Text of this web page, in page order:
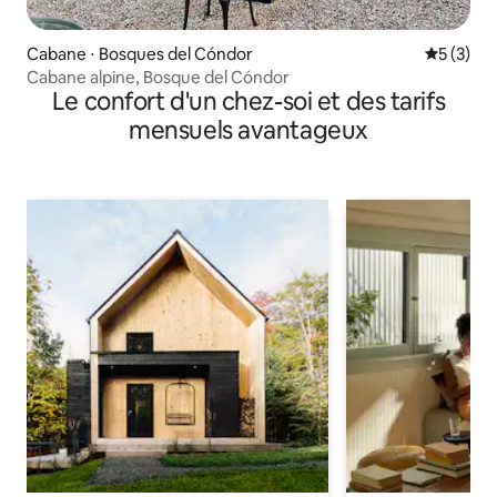
Cabane ⋅ Bosques del Cóndor
5 (3)
Cabane alpine, Bosque del Cóndor
Le confort d'un chez-soi et des tarifs
mensuels avantageux